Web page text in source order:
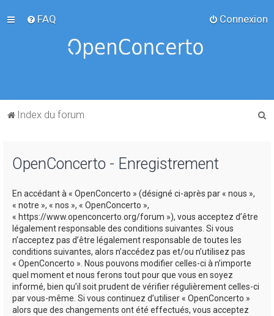
FAQ Connexion
Index du forum
OpenConcerto - Enregistrement
En accédant à « OpenConcerto » (désigné ci-après par « nous »,
« notre », « nos », « OpenConcerto »,
« https://www.openconcerto.org/forum »), vous acceptez d’être
légalement responsable des conditions suivantes. Si vous
n’acceptez pas d’être légalement responsable de toutes les
conditions suivantes, alors n’accédez pas et/ou n’utilisez pas
« OpenConcerto ». Nous pouvons modifier celles-ci à n’importe
quel moment et nous ferons tout pour que vous en soyez
informé, bien qu’il soit prudent de vérifier régulièrement celles-ci
par vous-même. Si vous continuez d’utiliser « OpenConcerto »
alors que des changements ont été effectués, vous acceptez